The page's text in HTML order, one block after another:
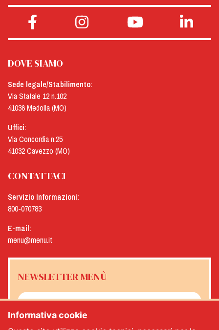
DOVE SIAMO
Sede legale/Stabilimento:
Via Statale 12 n.102
41036 Medolla (MO)
Uffici:
Via Concordia n.25
41032 Cavezzo (MO)
CONTATTACI
Servizio Informazioni:
800-070783
E-mail:
menu@menu.it
NEWSLETTER MENÙ
Informativa cookie